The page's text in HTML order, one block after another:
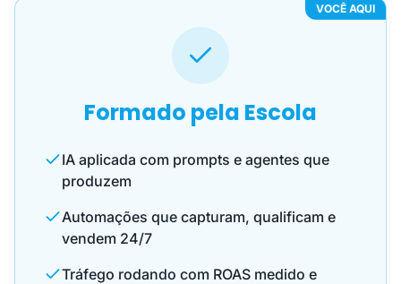
VOCÊ AQUI
Formado pela Escola
IA aplicada com prompts e agentes que
produzem
Automações que capturam, qualificam e
vendem 24/7
Tráfego rodando com ROAS medido e